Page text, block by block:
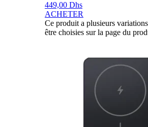
449,00 Dhs
ACHETER
Ce produit a plusieurs
être choisies sur la page du